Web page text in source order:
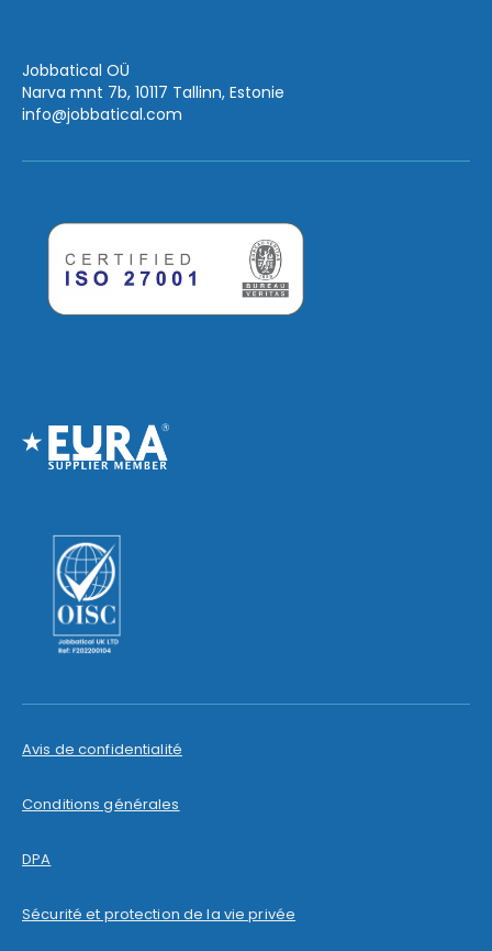
Jobbatical OÜ
Narva mnt 7b, 10117 Tallinn, Estonie
info@jobbatical.com
Avis de confidentialité
Conditions générales
DPA
Sécurité et protection de la vie privée